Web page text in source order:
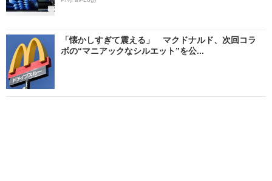
「懐かしすぎて震える」 マクドナルド、次回コラ
ボの“マニアックなシルエット”を公...